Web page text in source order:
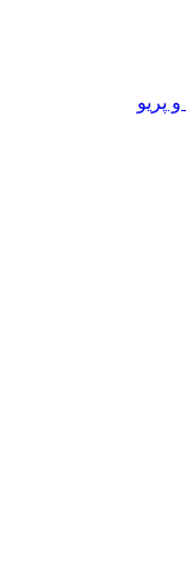
پریو